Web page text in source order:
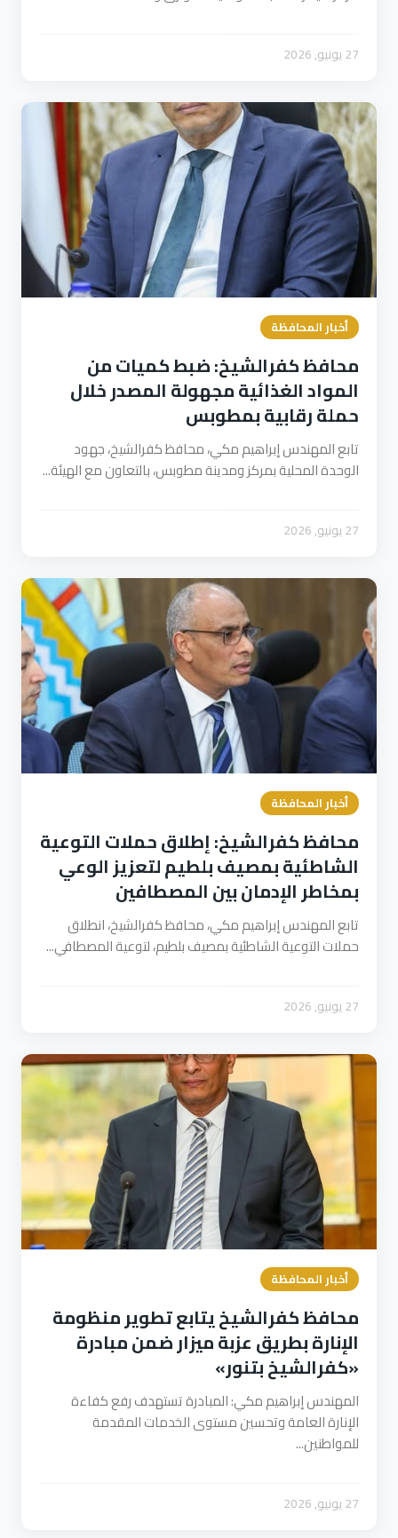
27 يونيو, 2026
أخبار المحافظة
محافظ كفرالشيخ: ضبط كميات من
المواد الغذائية مجهولة المصدر خلال
حملة رقابية بمطوبس
تابع المهندس إبراهيم مكي، محافظ كفرالشيخ، جهود
الوحدة المحلية بمركز ومدينة مطوبس، بالتعاون مع الهيئة...
27 يونيو, 2026
أخبار المحافظة
محافظ كفرالشيخ: إطلاق حملات التوعية
الشاطئية بمصيف بلطيم لتعزيز الوعي
بمخاطر الإدمان بين المصطافين
تابع المهندس إبراهيم مكي، محافظ كفرالشيخ، انطلاق
حملات التوعية الشاطئية بمصيف بلطيم، لتوعية المصطافي...
27 يونيو, 2026
أخبار المحافظة
محافظ كفرالشيخ يتابع تطوير منظومة
الإنارة بطريق عزبة ميزار ضمن مبادرة
«كفرالشيخ بتنور»
المهندس إبراهيم مكي: المبادرة تستهدف رفع كفاءة
الإنارة العامة وتحسين مستوى الخدمات المقدمة
للمواطنين...
27 يونيو, 2026